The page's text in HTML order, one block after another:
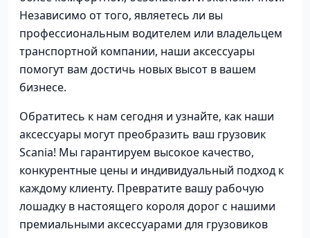
Независимо от того, являетесь ли вы
профессиональным водителем или владельцем
транспортной компании, наши аксессуары
помогут вам достичь новых высот в вашем
бизнесе.
Обратитесь к нам сегодня и узнайте, как наши
аксессуары могут преобразить ваш грузовик
Scania! Мы гарантируем высокое качество,
конкурентные цены и индивидуальный подход к
каждому клиенту. Превратите вашу рабочую
лошадку в настоящего короля дорог с нашими
премиальными аксессуарами для грузовиков